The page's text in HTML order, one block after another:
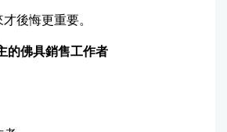
後悔更重要。
的佛具銷售工作者